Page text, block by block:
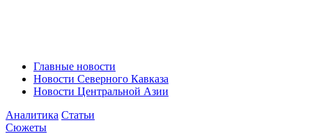
Главные новости
Новости Северного Кавказа
Новости Центральной Азии
Аналитика Статьи
Сюжеты